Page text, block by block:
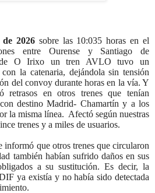
2026sobre las 10:035 horas en el
entre Ourense y Santiago de
de O Irixo un tren AVLO tuvo un
la catenaria, dejándola sin tensión
del convoy durante horas en la vía. Y
retrasos en otros trenes que tenían
destino Madrid- Chamartín y a los
la misma línea. Afectó según nuestras
trenes y a miles de usuarios.
informó que otros trenes que circularon
también habían sufrido daños en sus
a su sustitución. Es decir, la
ya existía y no había sido detectada